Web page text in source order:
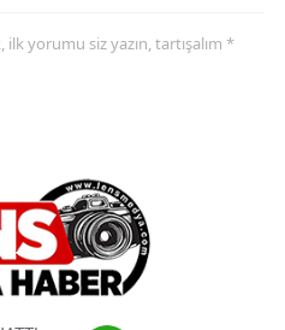
yorumu siz yazın, tartışalım *